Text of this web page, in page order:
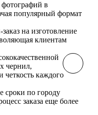
в
популярный формат
на изготовление
клиентам
чернил,
четкость каждого
сроки по городу
заказа еще более